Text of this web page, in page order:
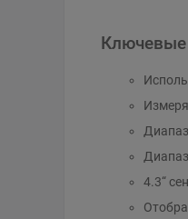
Ключевые
4.3“